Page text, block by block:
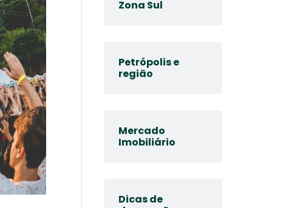
Zona Sul
Petrópolis e
região
Mercado
Imobiliário
Dicas de